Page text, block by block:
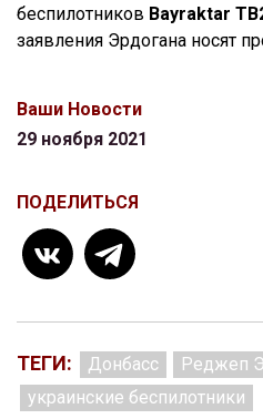
беспилотников Bayraktar
заявления Эрдогана носят
Ваши Новости
29 ноября 2021
ПОДЕЛИТЬСЯ
ТЕГИ: Донбасс
Реджеп
украинские беспилотники